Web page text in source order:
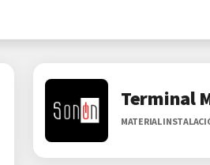
Terminal
MATERIAL